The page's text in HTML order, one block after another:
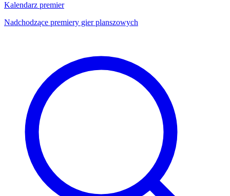
Kalendarz premier
Nadchodzące premiery gier planszowych